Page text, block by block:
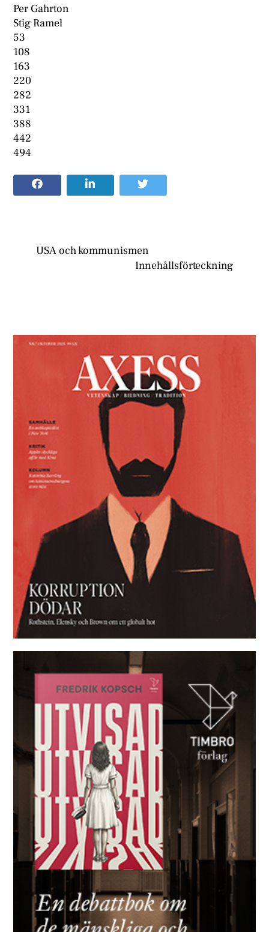
Per Gahrton
Stig Ramel
53
108
163
220
282
331
388
442
494
USA och kommunismen
Innehållsförteckning